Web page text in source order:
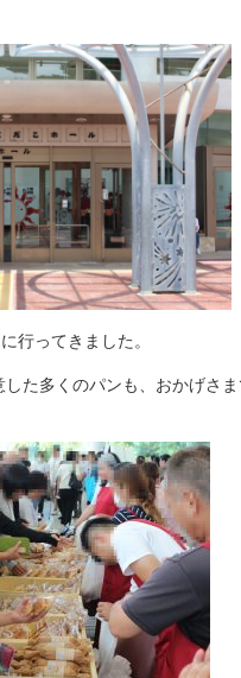
行ってきました。
た多くのパンも、おかげさま